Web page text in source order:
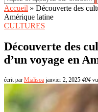
Accueil » Découverte des
Amérique latine
CULTURES
Découverte des
d’un voyage en
écrit par Mialisoa janvier 2, 2025 404